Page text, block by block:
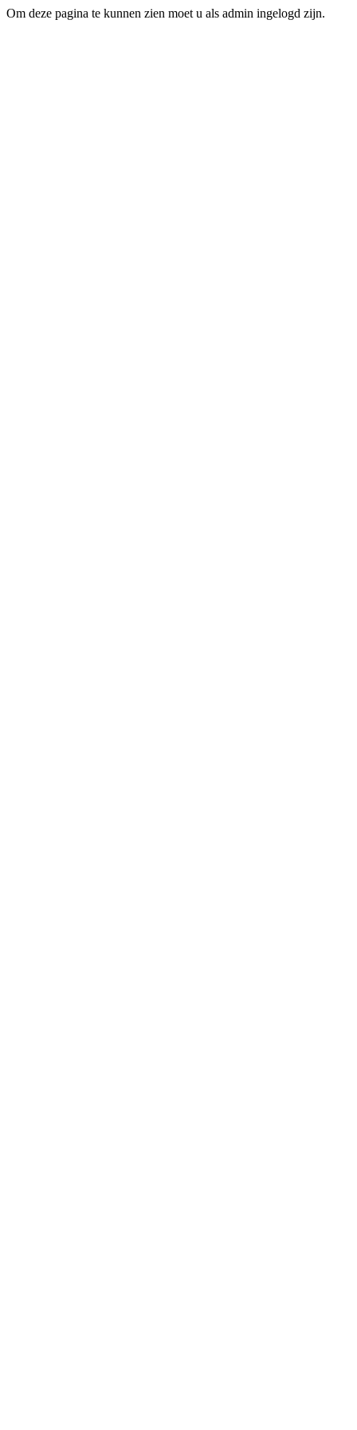
Om deze pagina te kunnen zien moet u als admin ingelogd zijn.